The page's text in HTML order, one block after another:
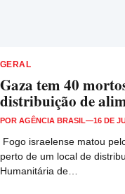
GERAL
Gaza tem 40
distribuição de
POR AGÊNCIA BRASIL—16 DE
Fogo israelense matou
perto de um local de
Humanitária de…